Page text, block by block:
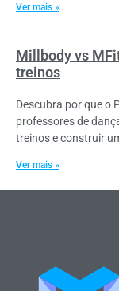
Ver mais »
Millbody vs
treinos
Descubra por que o
professores de
treinos e construir
Ver mais »